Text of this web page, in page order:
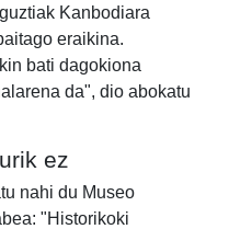
Kanbodiara
eraikina.
bati dagokiona
da", dio abokatu
ez
nahi du Museo
"Historikoki